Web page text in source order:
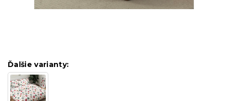
Ďalšie varianty: